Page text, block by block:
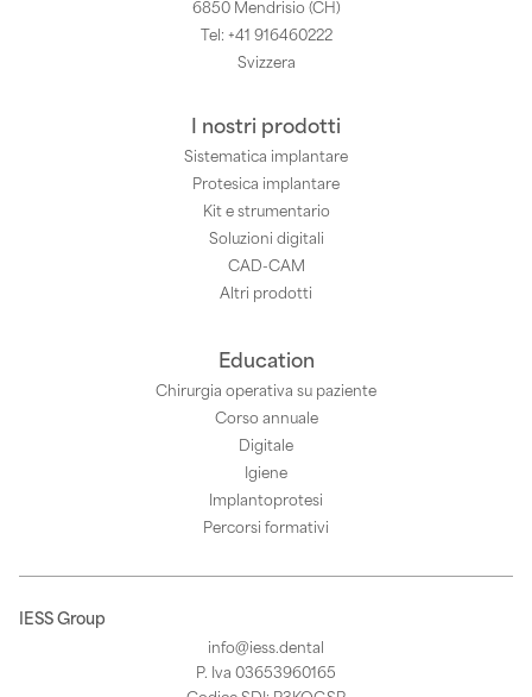
6850 Mendrisio (CH)
Tel: +41 916460222
Svizzera
I nostri prodotti
Sistematica implantare
Protesica implantare
Kit e strumentario
Soluzioni digitali
CAD-CAM
Altri prodotti
Education
Chirurgia operativa su paziente
Corso annuale
Digitale
Igiene
Implantoprotesi
Percorsi formativi
IESS Group
info@iess.dental
P. Iva 03653960165